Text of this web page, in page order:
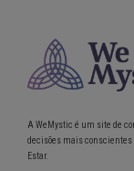
A WeMystic é um site de
decisões mais conscientes
Estar.